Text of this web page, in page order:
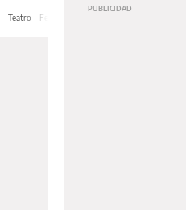
Teatro Feria de Editores